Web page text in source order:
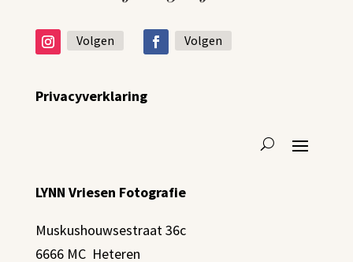
Volgen Volgen
Privacyverklaring
LYNN Vriesen Fotografie
Muskushouwsestraat 36c
6666 MC Heteren